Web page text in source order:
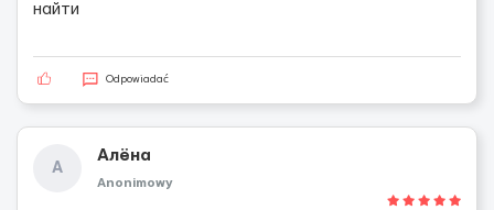
найти
Odpowiadać
А
Алёна
Anonimowy